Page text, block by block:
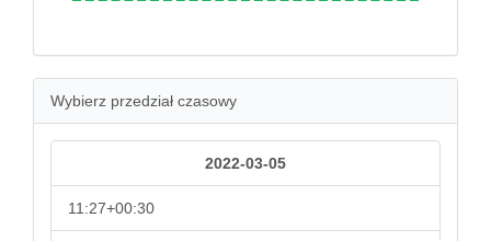
Wybierz przedział czasowy
2022-03-05
11:27+00:30